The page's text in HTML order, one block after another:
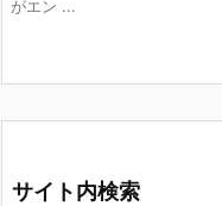
がエン ...
サイト内検索